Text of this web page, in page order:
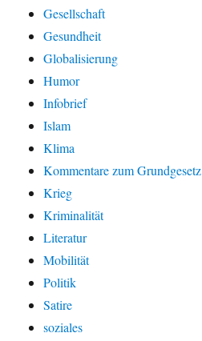
Gesellschaft
Gesundheit
Globalisierung
Humor
Infobrief
Islam
Klima
Kommentare zum Grundgesetz
Krieg
Kriminalität
Literatur
Mobilität
Politik
Satire
soziales